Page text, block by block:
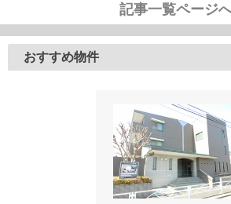
記事一覧ページ
おすすめ物件